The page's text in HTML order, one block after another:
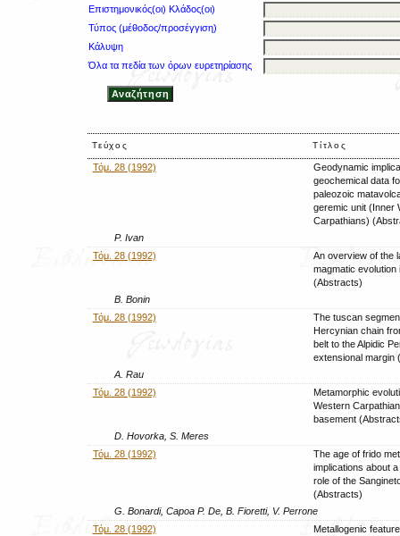
Επιστημονικός(οι) Κλάδος(οι)
Τύπος (μέθοδος/προσέγγιση)
Κάλυψη
Όλα τα πεδία των όρων ευρετηρίασης
Τεύχος Τίτλος
Τόμ. 28 (1992)
Geodynamic
geochemical data
paleozoic
geremic unit (Inner
Carpathians)
P. Ivan
Τόμ. 28 (1992)
An overview of the
magmatic evolution
(Abstracts)
B. Bonin
Τόμ. 28 (1992)
The tuscan
Hercynian chain
belt to the Alpidic
extensional margin
A. Rau
Τόμ. 28 (1992)
Metamorphic
Western
basement
D. Hovorka, S. Meres
Τόμ. 28 (1992)
The age of frido
implications about
role of the
(Abstracts)
G. Bonardi, Capoa P. De, B. Fioretti, V. Perrone
Τόμ. 28 (1992)
Metallogenic